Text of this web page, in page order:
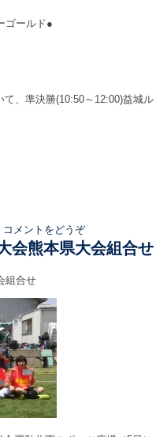
ゴールド●
、準決勝(10:50～12:00)益城ル
コメントをどうぞ
会熊本県大会組合せ
組合せ